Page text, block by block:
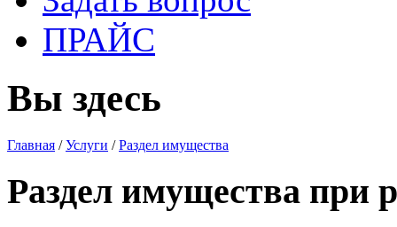
ПРАЙС
Вы здесь
Главная / Услуги / Раздел имущества
Раздел имущества при